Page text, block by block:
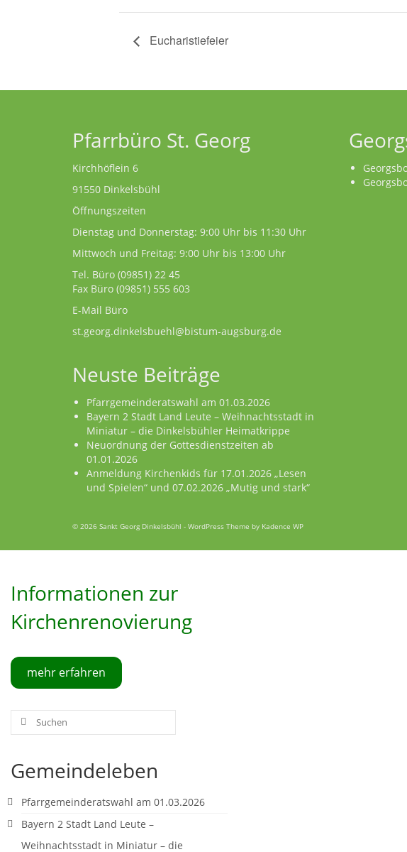
Eucharistiefeier
Pfarrbüro St. Georg
Kirchhöflein 6
91550 Dinkelsbühl
Öffnungszeiten
Dienstag und Donnerstag: 9:00 Uhr bis 11:30 Uhr
Mittwoch und Freitag: 9:00 Uhr bis 13:00 Uhr
Tel. Büro (09851) 22 45
Fax Büro (09851) 555 603
E-Mail Büro
st.georg.dinkelsbuehl@bistum-augsburg.de
Neuste Beiträge
Pfarrgemeinderatswahl am 01.03.2026
Bayern 2 Stadt Land Leute – Weihnachtsstadt in
Miniatur – die Dinkelsbühler Heimatkrippe
Neuordnung der Gottesdienstzeiten ab
01.01.2026
Anmeldung Kirchenkids für 17.01.2026 „Lesen
und Spielen“ und 07.02.2026 „Mutig und stark“
© 2026 Sankt Georg Dinkelsbühl - WordPress Theme by Kadence WP
Informationen zur
Kirchenrenovierung
mehr erfahren
Suche
Gemeindeleben
Pfarrgemeinderatswahl am 01.03.2026
Bayern 2 Stadt Land Leute –
Weihnachtsstadt in Miniatur – die